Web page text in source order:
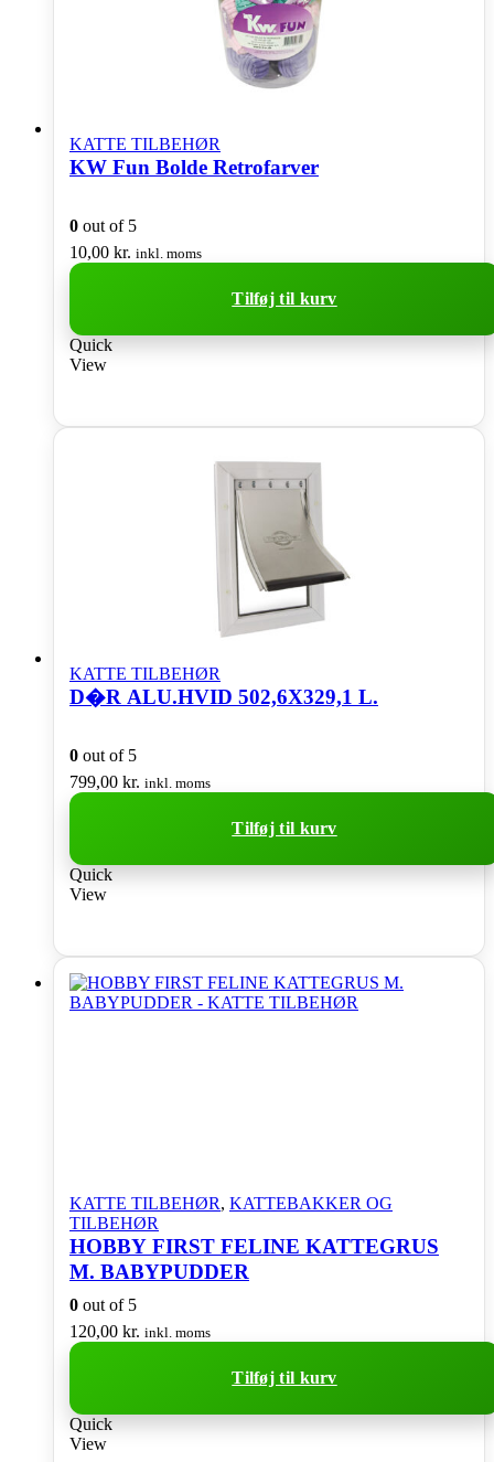
KATTE TILBEHØR
KW Fun Bolde Retrofarver
0 out of 5
10,00 kr. inkl. moms
Tilføj til kurv
Quick
View
KATTE TILBEHØR
D�R ALU.HVID 502,6X329,1 L.
0 out of 5
799,00 kr. inkl. moms
Tilføj til kurv
Quick
View
KATTE TILBEHØR, KATTEBAKKER OG
TILBEHØR
HOBBY FIRST FELINE KATTEGRUS
M. BABYPUDDER
0 out of 5
120,00 kr. inkl. moms
Tilføj til kurv
Quick
View